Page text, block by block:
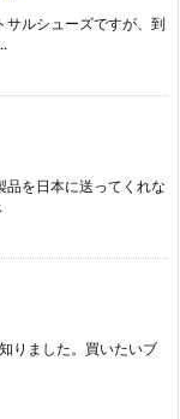
サルシューズですが、到
品を日本に送ってくれな
りました。買いたいブ